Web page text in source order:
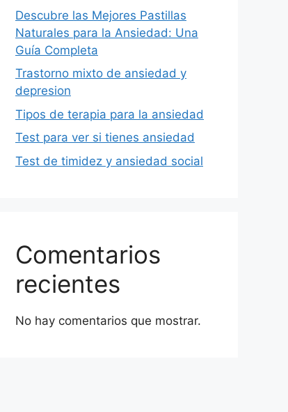
Descubre las Mejores Pastillas
Naturales para la Ansiedad: Una
Guía Completa
Trastorno mixto de ansiedad y
depresion
Tipos de terapia para la ansiedad
Test para ver si tienes ansiedad
Test de timidez y ansiedad social
Comentarios
recientes
No hay comentarios que mostrar.